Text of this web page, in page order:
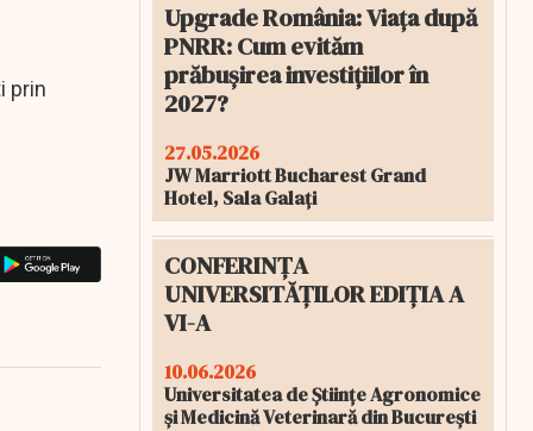
prin
Upgrade România: Viața după
PNRR: Cum evităm
prăbușirea investițiilor în
2027?
27.05.2026
JW Marriott Bucharest Grand
Hotel, Sala Galați
CONFERINȚA
UNIVERSITĂȚILOR EDIȚIA A
VI-A
10.06.2026
Universitatea de Științe Agronomice
și Medicină Veterinară din București